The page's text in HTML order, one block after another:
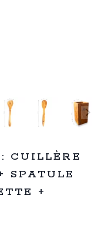
CUILLÈRE
SPATULE
+